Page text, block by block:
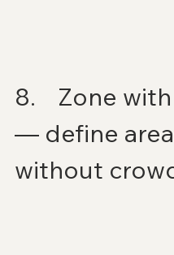
8.    Zone
— define
without